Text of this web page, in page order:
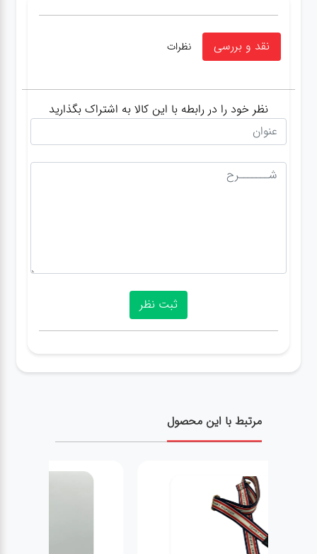
نقد و بررسی نظرات
نظر خود را در رابطه با این کالا به اشتراک بگذارید
مرتبط با این محصول